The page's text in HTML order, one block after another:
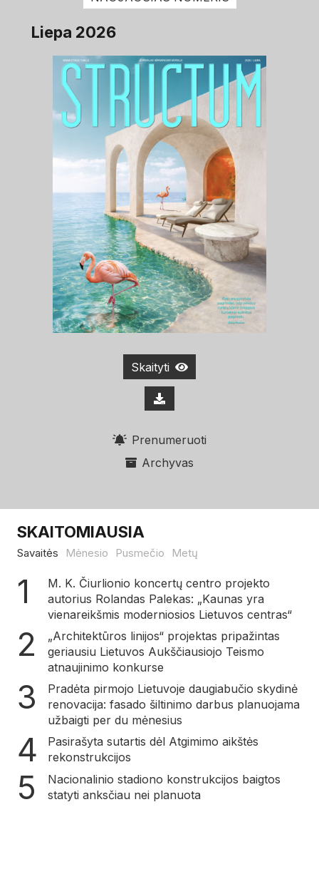
Liepa 2026
Skaityti
Prenumeruoti
Archyvas
SKAITOMIAUSIA
Savaitės Mėnesio Pusmečio Metų
M. K. Čiurlionio koncertų centro projekto
autorius Rolandas Palekas: „Kaunas yra
vienareikšmis moderniosios Lietuvos centras“
„Architektūros linijos“ projektas pripažintas
geriausiu Lietuvos Aukščiausiojo Teismo
atnaujinimo konkurse
Pradėta pirmojo Lietuvoje daugiabučio skydinė
renovacija: fasado šiltinimo darbus planuojama
užbaigti per du mėnesius
Pasirašyta sutartis dėl Atgimimo aikštės
rekonstrukcijos
Nacionalinio stadiono konstrukcijos baigtos
statyti anksčiau nei planuota